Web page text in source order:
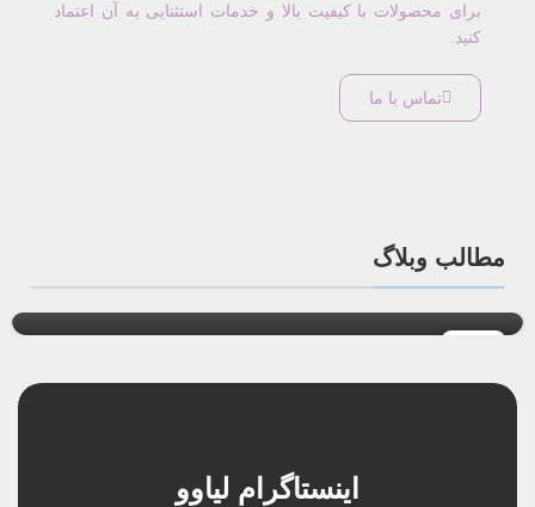
برای محصولات با کیفیت بالا و خدمات استثنایی به آن اعتماد
کنید.
تماس با ما
مطالب وبلاگ
جولای
دکوراسیون روستیک و طبیعی با لیاوو
حسین دارستانی 0
اینستاگرام لیاوو